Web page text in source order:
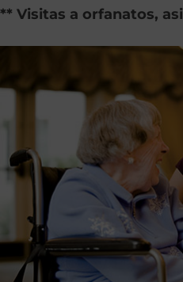
** Visitas a orfanatos,